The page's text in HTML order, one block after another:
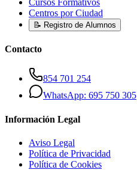
Centros por Ciudad
📝 Registro de Alumnos
Contacto
854 701 254
WhatsApp: 695 750 305
Información Legal
Aviso Legal
Política de Privacidad
Política de Cookies